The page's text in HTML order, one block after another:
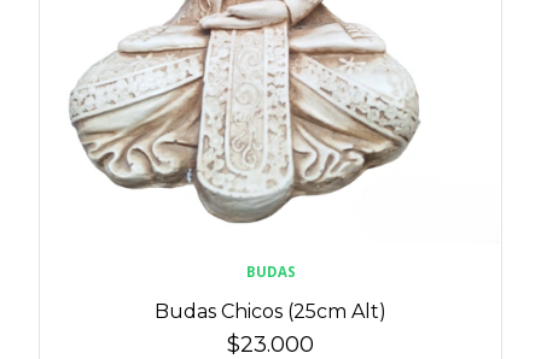
BUDAS
Budas Chicos (25cm Alt)
$23.000